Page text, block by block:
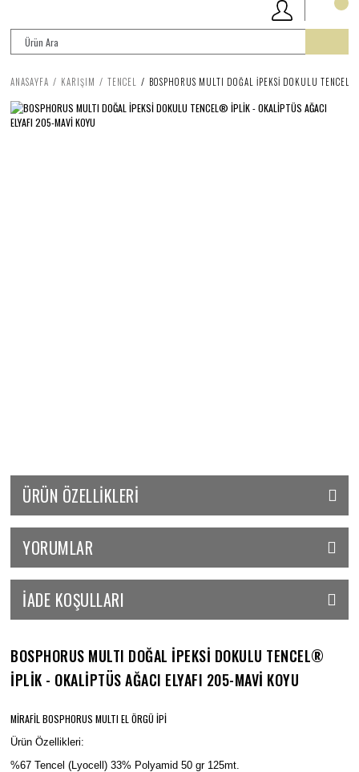
ANASAYFA KARIŞIM TENCEL BOSPHORUS MULTI DOĞAL İPEKSİ DOKULU
ÜRÜN ÖZELLIKLERI
YORUMLAR
İADE KOŞULLARI
BOSPHORUS MULTI DOĞAL İPEKSİ DOKULU TENCEL®
İPLİK - OKALİPTÜS AĞACI ELYAFI 205-MAVİ KOYU
MİRAFİL BOSPHORUS MULTI EL ÖRGÜ İPİ
Ürün Özellikleri:
%67 Tencel (Lyocell) 33% Polyamid 50 gr 125mt.